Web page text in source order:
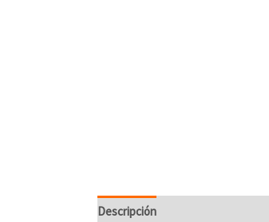
Descripción